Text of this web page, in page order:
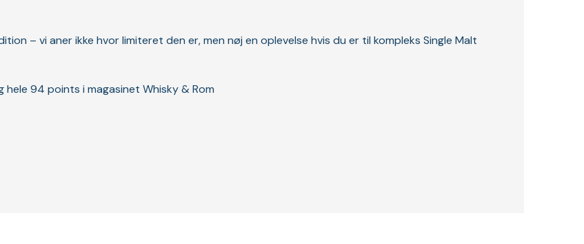
– vi aner ikke hvor limiteret den er, men nøj en oplevelse hvis du er til kompleks Single Malt
94 points i magasinet Whisky & Rom